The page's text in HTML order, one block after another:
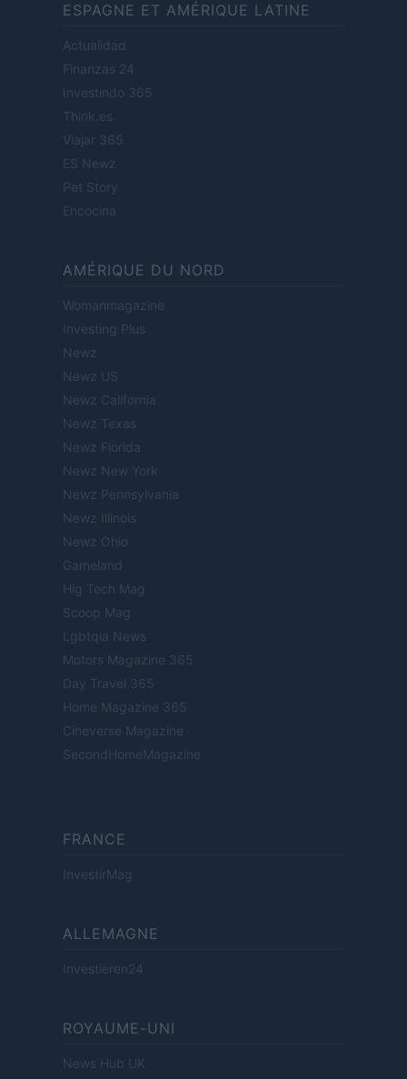
ESPAGNE ET AMÉRIQUE LATINE
Actualidad
Finanzas 24
Investindo 365
Think.es
Viajar 365
ES Newz
Pet Story
Encocina
AMÉRIQUE DU NORD
Womanmagazine
Investing Plus
Newz
Newz US
Newz California
Newz Texas
Newz Florida
Newz New York
Newz Pennsylvania
Newz Illinois
Newz Ohio
Gameland
Hig Tech Mag
Scoop Mag
Lgbtqia News
Motors Magazine 365
Day Travel 365
Home Magazine 365
Cineverse Magazine
SecondHomeMagazine
FRANCE
InvestirMag
ALLEMAGNE
Investieren24
ROYAUME-UNI
News Hub UK